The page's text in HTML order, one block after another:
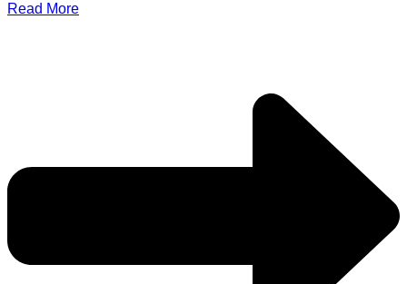
Read More